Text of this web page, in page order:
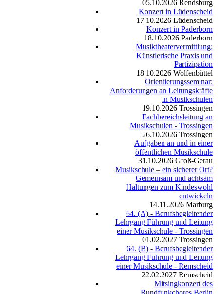
05.10.2026 Rendsburg
Konzert in Lüdenscheid
17.10.2026 Lüdenscheid
Konzert in Paderborn
18.10.2026 Paderborn
Musiktheatervermittlung:
Künstlerische Praxis und
Partizipation
18.10.2026 Wolfenbüttel
Orientierungsseminar:
Anforderungen an Leitungskräfte
in Musikschulen
19.10.2026 Trossingen
Fachbereichsleitung an
Musikschulen - Trossingen
26.10.2026 Trossingen
Aufgaben an und in einer
öffentlichen Musikschule
31.10.2026 Groß-Gerau
Musikschule – ein sicherer Ort?
Gemeinsam und achtsam
Haltungen zum Kindeswohl
entwickeln
14.11.2026 Marburg
64. (A) - Berufsbegleitender
Lehrgang Führung und Leitung
einer Musikschule - Trossingen
01.02.2027 Trossingen
64. (B) - Berufsbegleitender
Lehrgang Führung und Leitung
einer Musikschule - Remscheid
22.02.2027 Remscheid
Mitsingkonzert des
Rundfunkchores Berlin